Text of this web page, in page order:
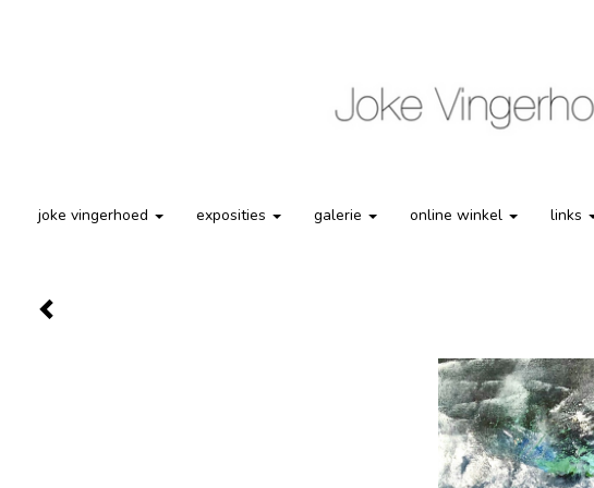
joke vingerhoed exposities galerie online winkel links